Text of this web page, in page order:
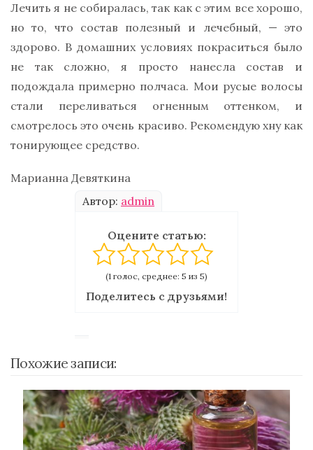
Лечить я не собиралась, так как с этим все хорошо,
но то, что состав полезный и лечебный, — это
здорово. В домашних условиях покраситься было
не так сложно, я просто нанесла состав и
подождала примерно полчаса. Мои русые волосы
стали переливаться огненным оттенком, и
смотрелось это очень красиво. Рекомендую хну как
тонирующее средство.
Марианна Девяткина
Автор: admin
Оцените статью:
(1 голос, среднее: 5 из 5)
Поделитесь с друзьями!
Похожие записи: